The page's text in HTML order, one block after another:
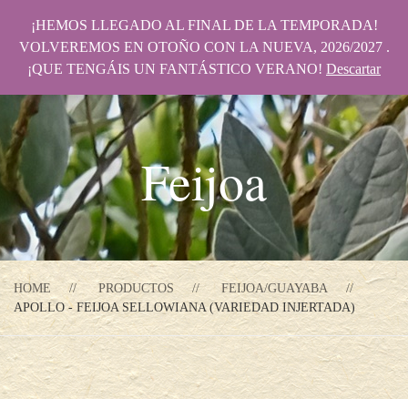
Feijoa
HOME PRODUCTOS
FEIJOA/GUAYABA
APOLLO - FEIJOA SELLOWIANA (VARIEDAD INJERTADA)
¡HEMOS LLEGADO AL FINAL DE LA TEMPORADA!
VOLVEREMOS EN OTOÑO CON LA NUEVA, 2026/2027 .
¡QUE TENGÁIS UN FANTÁSTICO VERANO! Descartar